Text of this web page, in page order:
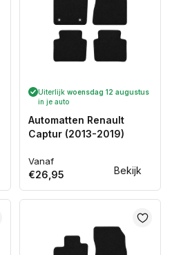
Bekijk
Uiterlijk woensdag 12 augustus
in je auto
Automatten Renault
Captur (2013-2019)
Normale
prijs
Vanaf
€26,95